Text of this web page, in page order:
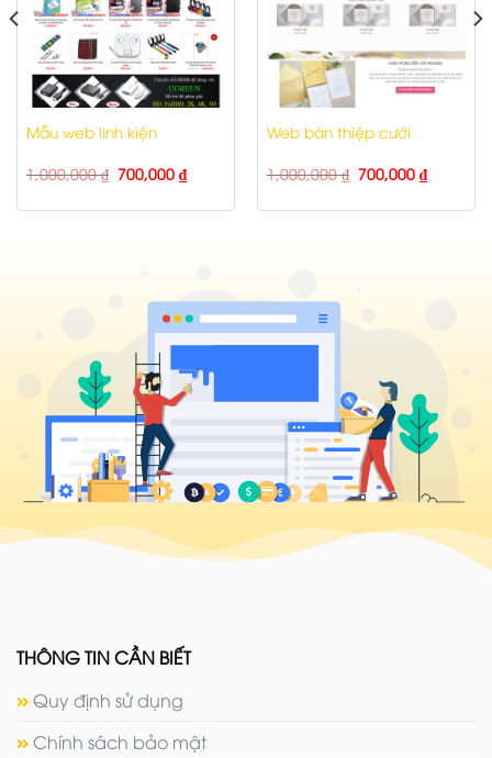
Mẫu web linh kiện
1,000,000₫ 700,000 ₫
Web bán thiệp cưới
1,000,000₫ 700,000 ₫
THÔNG TIN CẦN BIẾT
Quy định sử dụng
Chính sách bảo mật